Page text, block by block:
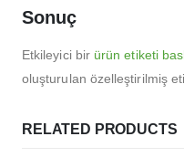
Sonuç
Etkileyici bir ürün etiketi
oluşturulan özelleştirilmiş
RELATED PRODUCTS
MÜŞTERI